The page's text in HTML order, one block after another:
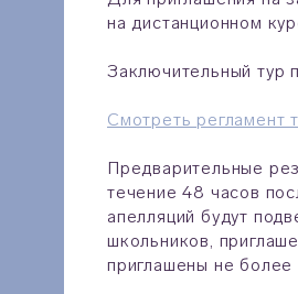
на дистанционном
Заключительный тур
Смотреть регламент
Предварительные
течение 48 часов
апелляций будут
школьников,
приглашены не